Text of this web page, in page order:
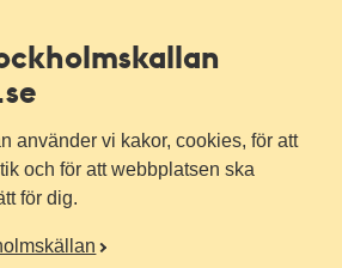
använder vi kakor, cookies, för att
och för att webbplatsen ska
för dig.